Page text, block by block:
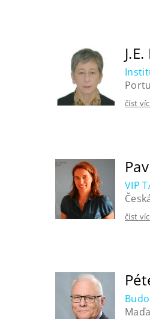
číst
VIP
číst